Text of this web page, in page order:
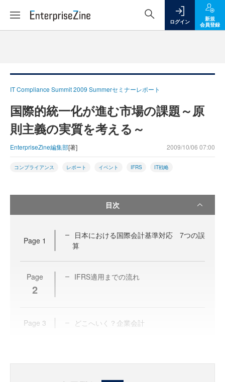
ログイン
新規
会員登録
IT Compliance Summit 2009 Summerセミナーレポート
国際的統一化が進む市場の課題～原
則主義の実質を考える～
EnterpriseZine編集部[著] 2009/10/06 07:00
コンプライアンス レポート イベント IFRS IT戦略
目次
Page 1
日本における国際会計基準対応 7つの誤
算
Page
2
IFRS適用までの流れ
Page 3 どこへいく？企業会計